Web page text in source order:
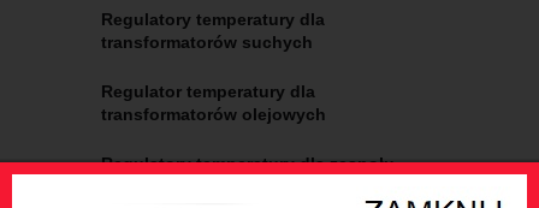
Regulatory temperatury dla
transformatorów suchych
Regulator temperatury dla
transformatorów olejowych
Regulatory temperatury dla zespołu